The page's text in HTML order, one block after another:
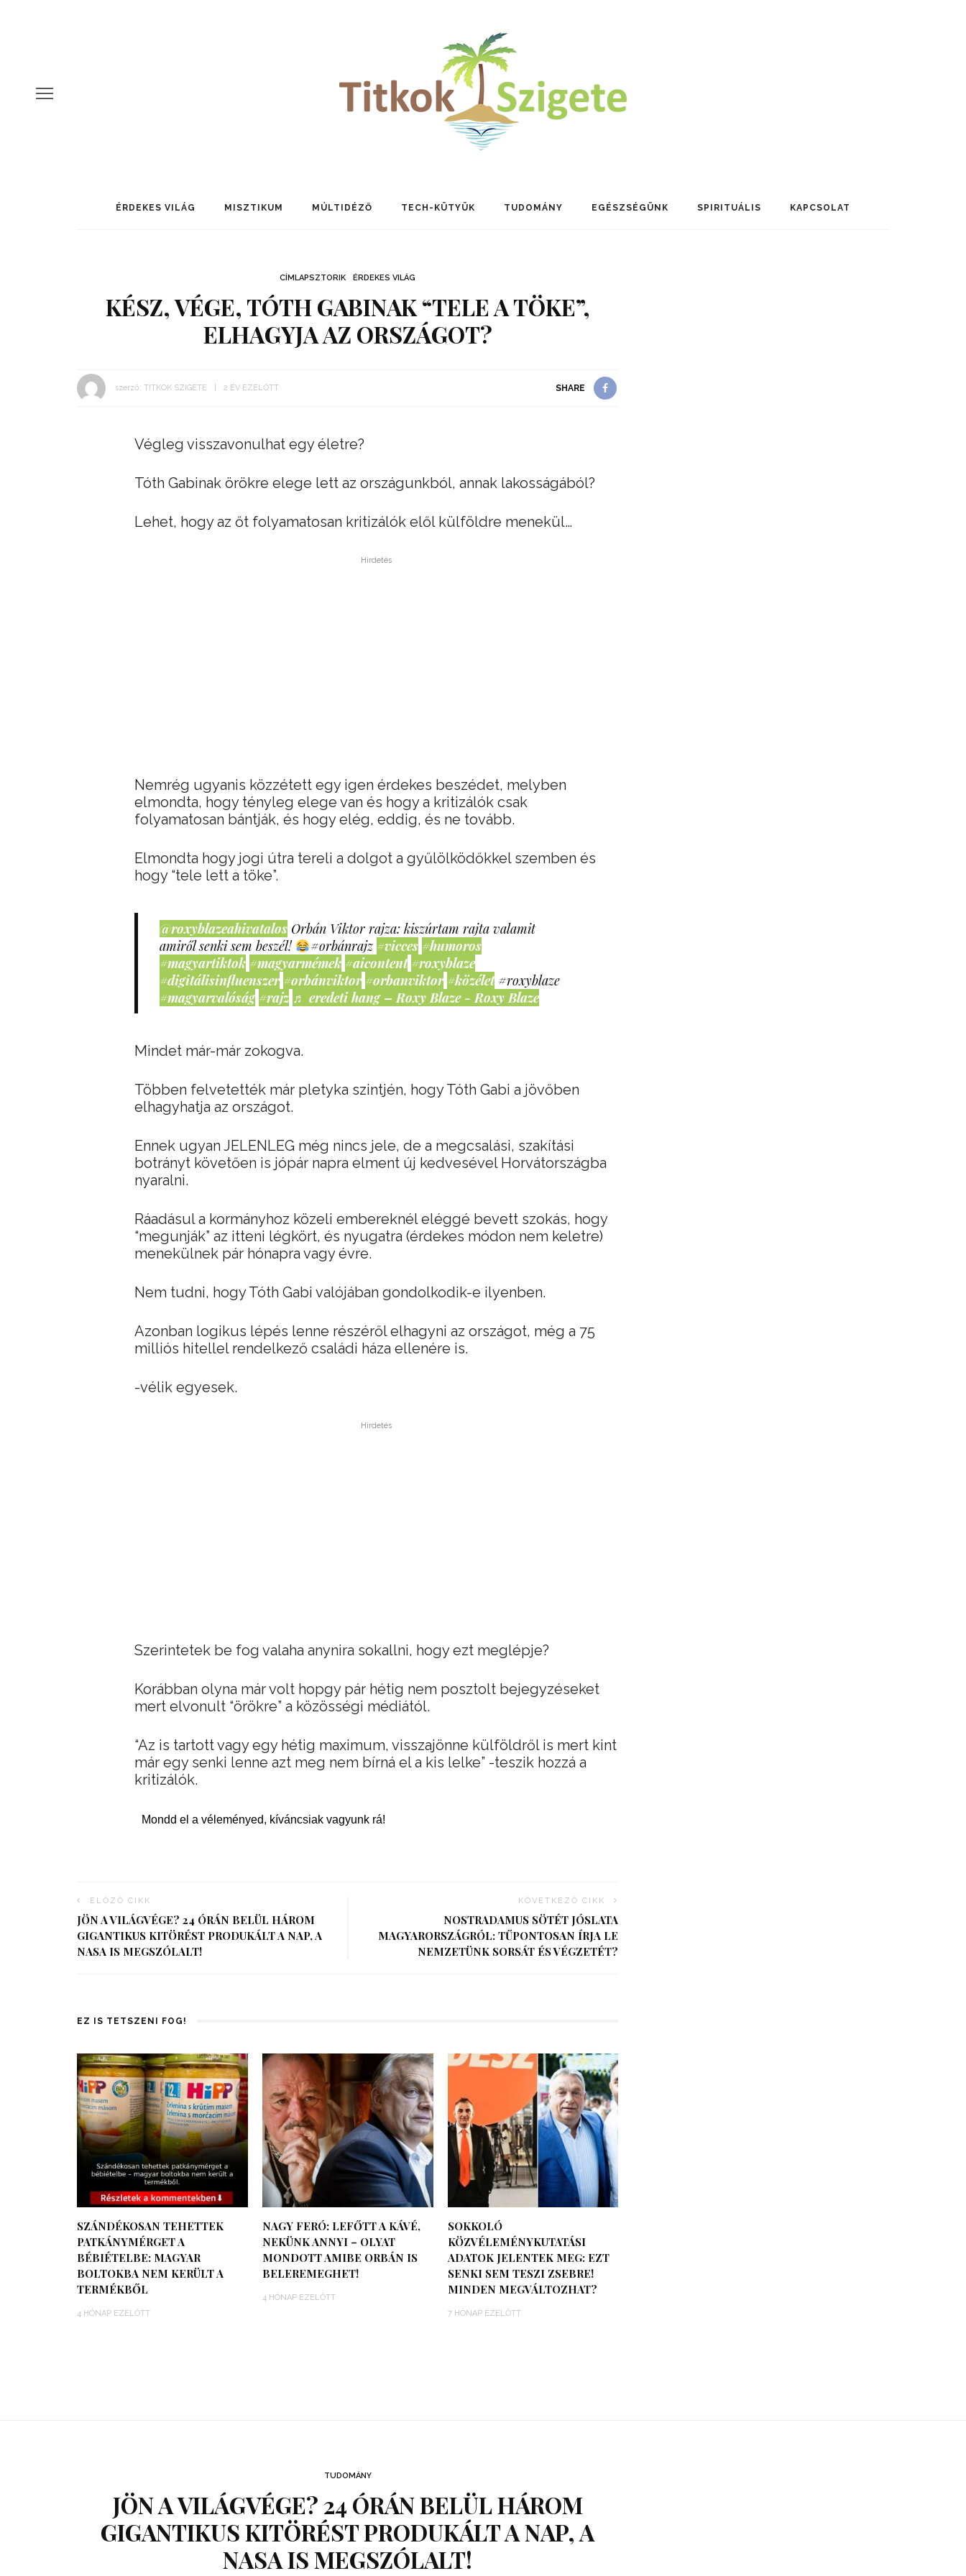
ÉRDEKES VILÁG MISZTIKUM MÚLTIDÉZŐ TECH-KÜTYÜK TUDOMÁNY EGÉSZSÉGÜNK SPIRITUÁLIS KAPCSOLAT
CÍMLAPSZTORIK ÉRDEKES VILÁG
KÉSZ, VÉGE, TÓTH GABINAK “TELE A TÖKE”,
ELHAGYJA AZ ORSZÁGOT?
szerző: TITKOK SZIGETE 2 ÉV EZELŐTT SHARE
Végleg visszavonulhat egy életre?
Tóth Gabinak örökre elege lett az országunkból, annak lakosságából?
Lehet, hogy az őt folyamatosan kritizálók elől külföldre menekül…
Hirdetés
Nemrég ugyanis közzétett egy igen érdekes beszédet, melyben
elmondta, hogy tényleg elege van és hogy a kritizálók csak
folyamatosan bántják, és hogy elég, eddig, és ne tovább.
Elmondta hogy jogi útra tereli a dolgot a gyűlölködőkkel szemben és
hogy “tele lett a töke”.
@roxyblazeahivatalos Orbán Viktor rajza: kiszúrtam rajta valamit
amiről senki sem beszél!
#orbánrajz #vicces #humoros
#magyartiktok #magyarmémek #aicontent #roxyblaze
#digitálisinfluenszer #orbánviktor #orbanviktor #közélet #roxyblaze
#magyarvalóság #rajz ♬ eredeti hang – Roxy Blaze - Roxy Blaze
Mindet már-már zokogva.
Többen felvetették már pletyka szintjén, hogy Tóth Gabi a jövőben
elhagyhatja az országot.
Ennek ugyan JELENLEG még nincs jele, de a megcsalási, szakítási
botrányt követően is jópár napra elment új kedvesével Horvátországba
nyaralni.
Ráadásul a kormányhoz közeli embereknél eléggé bevett szokás, hogy
“megunják” az itteni légkört, és nyugatra (érdekes módon nem keletre)
menekülnek pár hónapra vagy évre.
Nem tudni, hogy Tóth Gabi valójában gondolkodik-e ilyenben.
Azonban logikus lépés lenne részéről elhagyni az országot, még a 75
milliós hitellel rendelkező családi háza ellenére is.
-vélik egyesek.
Hirdetés
Szerintetek be fog valaha anynira sokallni, hogy ezt meglépje?
Korábban olyna már volt hopgy pár hétig nem posztolt bejegyzéseket
mert elvonult “örökre” a közösségi médiától.
“Az is tartott vagy egy hétig maximum, visszajönne külföldről is mert kint
már egy senki lenne azt meg nem bírná el a kis lelke” -teszik hozzá a
kritizálók.
Mondd el a véleményed, kíváncsiak vagyunk rá!
ELŐZŐ CIKK
JÖN A VILÁGVÉGE? 24 ÓRÁN BELÜL HÁROM
GIGANTIKUS KITÖRÉST PRODUKÁLT A NAP, A
NASA IS MEGSZÓLALT!
KÖVETKEZŐ CIKK
NOSTRADAMUS SÖTÉT JÓSLATA
MAGYARORSZÁGRÓL: TŰPONTOSAN ÍRJA LE
NEMZETÜNK SORSÁT ÉS VÉGZETÉT?
EZ IS TETSZENI FOG!
SZÁNDÉKOSAN TEHETTEK
PATKÁNYMÉRGET A
BÉBIÉTELBE: MAGYAR
BOLTOKBA NEM KERÜLT A
TERMÉKBŐL
4 HÓNAP EZELŐTT
NAGY FERÓ: LEFŐTT A KÁVÉ,
NEKÜNK ANNYI – OLYAT
MONDOTT AMIBE ORBÁN IS
BELEREMEGHET!
4 HÓNAP EZELŐTT
SOKKOLÓ
KÖZVÉLEMÉNYKUTATÁSI
ADATOK JELENTEK MEG: EZT
SENKI SEM TESZI ZSEBRE!
MINDEN MEGVÁLTOZHAT?
7 HÓNAP EZELŐTT
TUDOMÁNY
JÖN A VILÁGVÉGE? 24 ÓRÁN BELÜL HÁROM
GIGANTIKUS KITÖRÉST PRODUKÁLT A NAP, A
NASA IS MEGSZÓLALT!